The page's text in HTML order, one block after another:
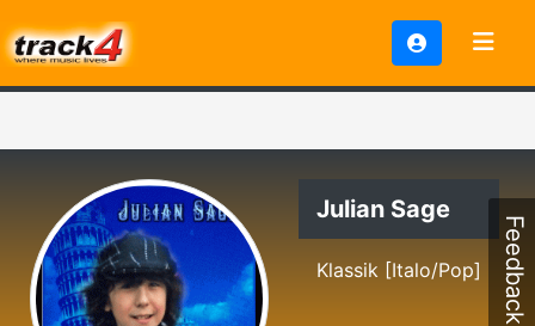
Julian Sage
Klassik [Italo/Pop] Feedback